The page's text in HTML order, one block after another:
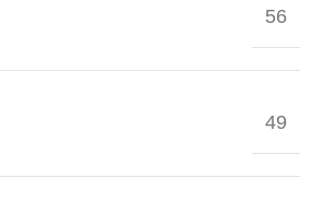
56
49